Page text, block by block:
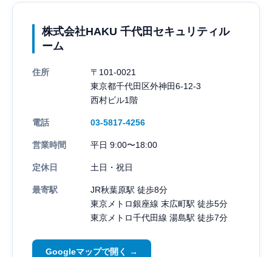
株式会社HAKU 千代田セキュリティル
ーム
住所
〒101-0021
東京都千代田区外神田6-12-3
西村ビル1階
電話 03-5817-4256
営業時間 平日 9:00〜18:00
定休日 土日・祝日
最寄駅
JR秋葉原駅 徒歩8分
東京メトロ銀座線 末広町駅 徒歩5分
東京メトロ千代田線 湯島駅 徒歩7分
Googleマップで開く →